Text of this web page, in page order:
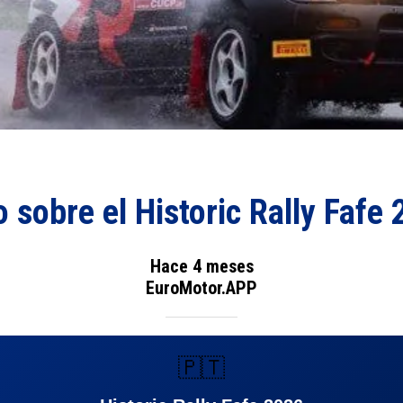
sobre el Historic Rally Fafe
Hace 4 meses
EuroMotor.APP
🇵🇹